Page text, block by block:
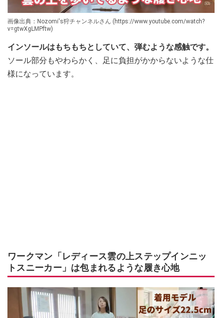
画像出典：Nozomi's狩チャンネルさん (https://www.youtube.com/watch?
v=gtwXgLMPftw)
インソールはもちもちとしていて、弾むような感触です。
ソール部分もやわらかく、足に負担がかからないような仕
様になっています。
ワークマン「レディース雲の上ステップインニッ
トスニーカー」は包まれるような履き心地